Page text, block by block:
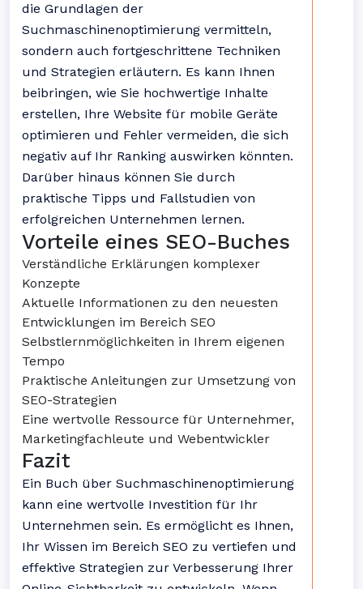
die Grundlagen der
Suchmaschinenoptimierung vermitteln,
sondern auch fortgeschrittene Techniken
und Strategien erläutern. Es kann Ihnen
beibringen, wie Sie hochwertige Inhalte
erstellen, Ihre Website für mobile Geräte
optimieren und Fehler vermeiden, die sich
negativ auf Ihr Ranking auswirken könnten.
Darüber hinaus können Sie durch
praktische Tipps und Fallstudien von
erfolgreichen Unternehmen lernen.
Vorteile eines SEO-Buches
Verständliche Erklärungen komplexer
Konzepte
Aktuelle Informationen zu den neuesten
Entwicklungen im Bereich SEO
Selbstlernmöglichkeiten in Ihrem eigenen
Tempo
Praktische Anleitungen zur Umsetzung von
SEO-Strategien
Eine wertvolle Ressource für Unternehmer,
Marketingfachleute und Webentwickler
Fazit
Ein Buch über Suchmaschinenoptimierung
kann eine wertvolle Investition für Ihr
Unternehmen sein. Es ermöglicht es Ihnen,
Ihr Wissen im Bereich SEO zu vertiefen und
effektive Strategien zur Verbesserung Ihrer